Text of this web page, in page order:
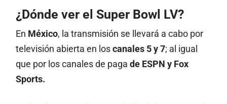
¿Dónde ver el Super Bowl LV?
En México, la transmisión se llevará a cabo por
televisión abierta en los canales 5 y 7; al igual
que por los canales de paga de ESPN y Fox
Sports.